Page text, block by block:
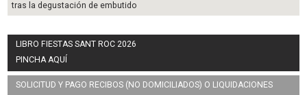
tras la degustación de embutido
LIBRO FIESTAS SANT ROC 2026
PINCHA AQUÍ
SOLICITUD Y PAGO RECIBOS (NO DOMICILIADOS) O LIQUIDACIONES